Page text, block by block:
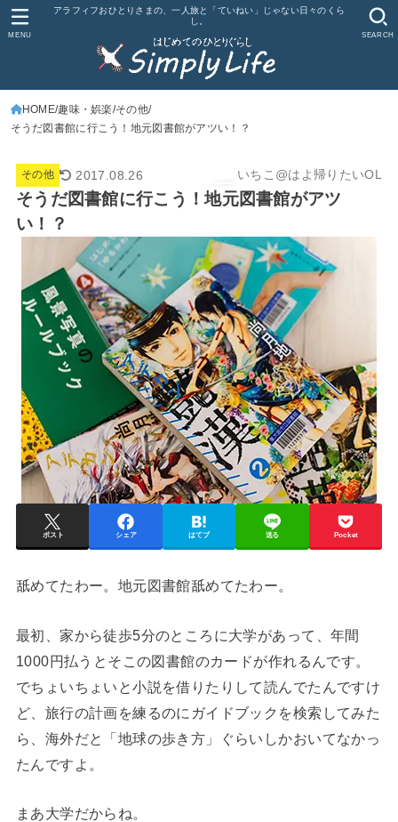
アラフィフおひとりさまの、一人旅と「ていねい」じゃない日々のくら
し。
SEARCH
MENU
HOME 趣味・娯楽 その他
そうだ図書館に行こう！地元図書館がアツい！？
その他 2017.08.26 いちこ@はよ帰りたいOL
そうだ図書館に行こう！地元図書館がアツ
い！？
ポスト シェア はてブ 送る Pocket
舐めてたわー。地元図書館舐めてたわー。
最初、家から徒歩5分のところに大学があって、年間
1000円払うとそこの図書館のカードが作れるんです。
でちょいちょいと小説を借りたりして読んでたんですけ
ど、旅行の計画を練るのにガイドブックを検索してみた
ら、海外だと「地球の歩き方」ぐらいしかおいてなかっ
たんですよ。
まあ大学だからね。